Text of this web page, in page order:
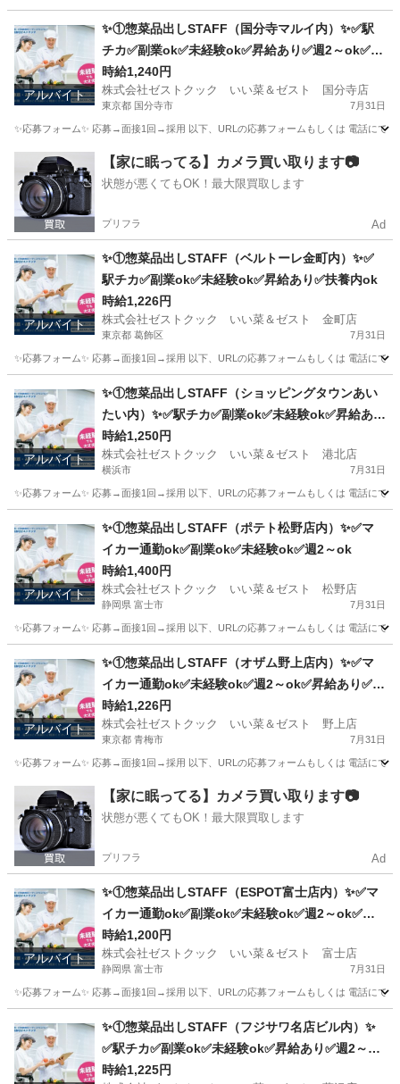
キッチン
アルバイト
✨①惣菜品出しSTAFF（国分寺マルイ内）✨✅駅
チカ✅副業ok✅未経験ok✅昇給あり✅週2～ok✅扶
養内ok
時給1,240円
株式会社ゼストクック いい菜＆ゼスト 国分寺店
東京都 国分寺市 7月31日
✨応募フォーム✨ 応募→面接1回→採用 以下、URLの応募フォームもしくは 電話にて
国分寺市 キッチン スタッフ
【家に眠ってる】カメラ買い取ります📷
状態が悪くてもOK！最大限買取します
プリフラ Ad
アルバイト
✨①惣菜品出しSTAFF（ベルトーレ金町内）✨✅
駅チカ✅副業ok✅未経験ok✅昇給あり✅扶養内ok
時給1,226円
株式会社ゼストクック いい菜＆ゼスト 金町店
東京都 葛飾区 7月31日
✨応募フォーム✨ 応募→面接1回→採用 以下、URLの応募フォームもしくは 電話にて
キッチン スタッフ
アルバイト
✨①惣菜品出しSTAFF（ショッピングタウンあい
たい内）✨✅駅チカ✅副業ok✅未経験ok✅昇給あり
✅週1～ok✅扶養内ok
時給1,250円
株式会社ゼストクック いい菜＆ゼスト 港北店
横浜市 7月31日
✨応募フォーム✨ 応募→面接1回→採用 以下、URLの応募フォームもしくは 電話にて
キッチン
アルバイト
✨①惣菜品出しSTAFF（ポテト松野店内）✨✅マ
イカー通勤ok✅副業ok✅未経験ok✅週2～ok
時給1,400円
株式会社ゼストクック いい菜＆ゼスト 松野店
静岡県 富士市 7月31日
✨応募フォーム✨ 応募→面接1回→採用 以下、URLの応募フォームもしくは 電話にて
キッチン ポテト
アルバイト
✨①惣菜品出しSTAFF（オザム野上店内）✨✅マ
イカー通勤ok✅未経験ok✅週2～ok✅昇給あり✅扶
養内ok
時給1,226円
株式会社ゼストクック いい菜＆ゼスト 野上店
東京都 青梅市 7月31日
✨応募フォーム✨ 応募→面接1回→採用 以下、URLの応募フォームもしくは 電話にて
青梅市 キッチン スタッフ
【家に眠ってる】カメラ買い取ります📷
状態が悪くてもOK！最大限買取します
プリフラ Ad
アルバイト
✨①惣菜品出しSTAFF（ESPOT富士店内）✨✅マ
イカー通勤ok✅副業ok✅未経験ok✅週2～ok✅昇
給あり✅扶養内ok
時給1,200円
株式会社ゼストクック いい菜＆ゼスト 富士店
静岡県 富士市 7月31日
✨応募フォーム✨ 応募→面接1回→採用 以下、URLの応募フォームもしくは 電話にて
キッチン スタッフ
✨①惣菜品出しSTAFF（フジサワ名店ビル内）✨
✅駅チカ✅副業ok✅未経験ok✅昇給あり✅週2～ok
✅扶養内ok
時給1,225円